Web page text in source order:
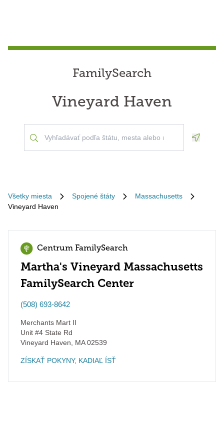
FamilySearch
Vineyard Haven
Všetky miesta Spojené štáty
Massachusetts
Vineyard Haven
Centrum FamilySearch
Martha's Vineyard Massachusetts
FamilySearch Center
(508) 693-8642
Merchants Mart II
Unit #4 State Rd
Vineyard Haven
MA02539
ZÍSKAŤ POKYNY, KADIAĽ ÍSŤ